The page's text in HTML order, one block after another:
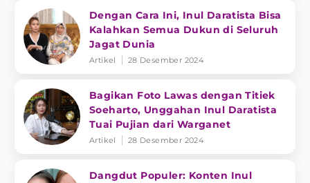
Dengan Cara Ini, Inul Daratista Bisa
Kalahkan Semua Dukun di Seluruh
Jagat Dunia
Artikel 28 Desember 2024
Bagikan Foto Lawas dengan Titiek
Soeharto, Unggahan Inul Daratista
Tuai Pujian dari Warganet
Artikel 28 Desember 2024
Dangdut Populer: Konten Inul